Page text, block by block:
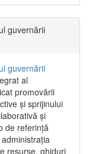
guvernării
guvernării
al
promovării
și sprijinului
și
de referință
resurse, ghiduri